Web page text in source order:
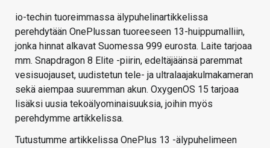
io-techin tuoreimmassa älypuhelinartikkelissa
perehdytään OnePlussan tuoreeseen 13-huippumalliin,
jonka hinnat alkavat Suomessa 999 eurosta. Laite tarjoaa
mm. Snapdragon 8 Elite -piirin, edeltäjäänsä paremmat
vesisuojauset, uudistetun tele- ja ultralaajakulmakameran
sekä aiempaa suuremman akun. OxygenOS 15 tarjoaa
lisäksi uusia tekoälyominaisuuksia, joihin myös
perehdymme artikkelissa.
Tutustumme artikkelissa OnePlus 13 -älypuhelimeen